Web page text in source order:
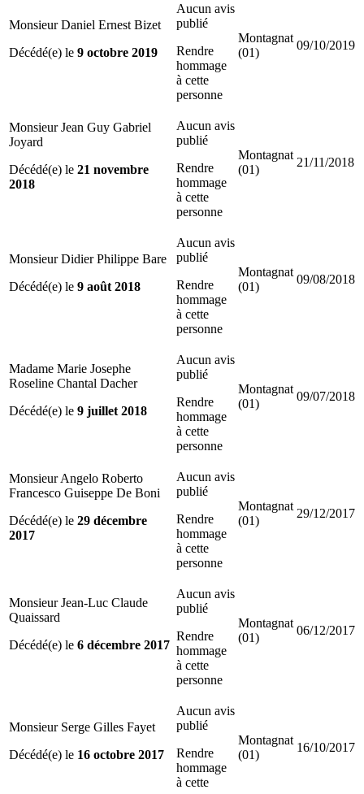
Monsieur Daniel Ernest Bizet
Décédé(e) le 9 octobre 2019
Aucun avis
publié
Rendre
hommage
à cette
personne
Montagnat
(01)
09/10/2019
Monsieur Jean Guy Gabriel
Joyard
Décédé(e) le 21 novembre
2018
Aucun avis
publié
Rendre
hommage
à cette
personne
Montagnat
(01)
21/11/2018
Monsieur Didier Philippe Bare
Décédé(e) le 9 août 2018
Aucun avis
publié
Rendre
hommage
à cette
personne
Montagnat
(01)
09/08/2018
Madame Marie Josephe
Roseline Chantal Dacher
Décédé(e) le 9 juillet 2018
Aucun avis
publié
Rendre
hommage
à cette
personne
Montagnat
(01)
09/07/2018
Monsieur Angelo Roberto
Francesco Guiseppe De Boni
Décédé(e) le 29 décembre
2017
Aucun avis
publié
Rendre
hommage
à cette
personne
Montagnat
(01)
29/12/2017
Monsieur Jean-Luc Claude
Quaissard
Décédé(e) le 6 décembre 2017
Aucun avis
publié
Rendre
hommage
à cette
personne
Montagnat
(01)
06/12/2017
Monsieur Serge Gilles Fayet
Décédé(e) le 16 octobre 2017
Aucun avis
publié
Rendre
hommage
à cette
Montagnat
(01)
16/10/2017